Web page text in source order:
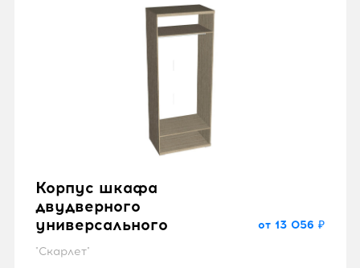
Корпус шкафа
двудверного
универсального
"Скарлет"
от 13 056 ₽